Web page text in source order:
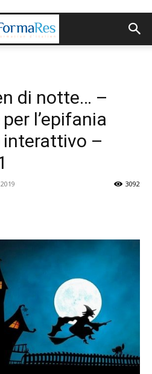
di notte… –
l’epifania
interattivo –
3092